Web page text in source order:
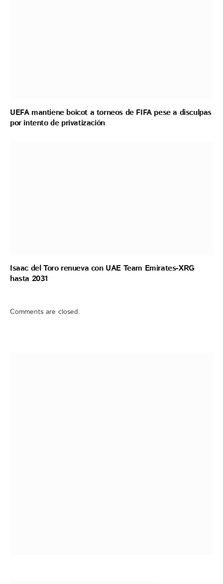
UEFA mantiene boicot a torneos de FIFA pese a disculpas
por intento de privatización
Isaac del Toro renueva con UAE Team Emirates-XRG
hasta 2031
Comments are closed.